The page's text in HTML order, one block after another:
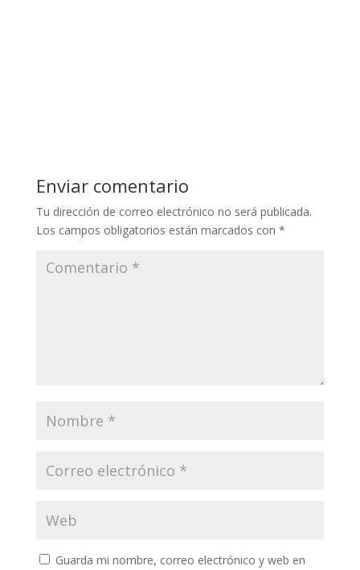
Enviar comentario
Tu dirección de correo electrónico no será publicada.
Los campos obligatorios están marcados con *
Guarda mi nombre, correo electrónico y web en